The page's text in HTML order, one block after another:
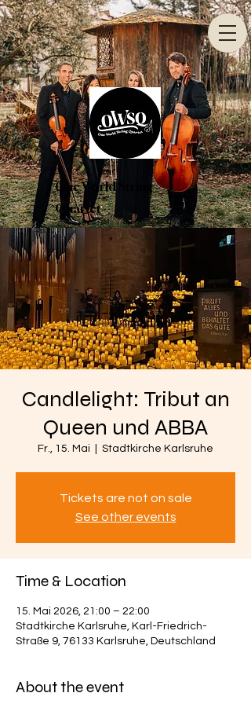
One World String
Quartet
Candlelight: Tribut an
Queen und ABBA
Fr., 15. Mai Stadtkirche Karlsruhe
Tickets are not on sale
See other events
Time & Location
15. Mai 2026, 21:00 – 22:00
Stadtkirche Karlsruhe, Karl-Friedrich-
Straße 9, 76133 Karlsruhe, Deutschland
About the event